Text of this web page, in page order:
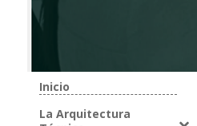
Inicio
La Arquitectura